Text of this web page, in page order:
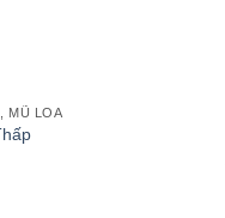
MŨ LOA